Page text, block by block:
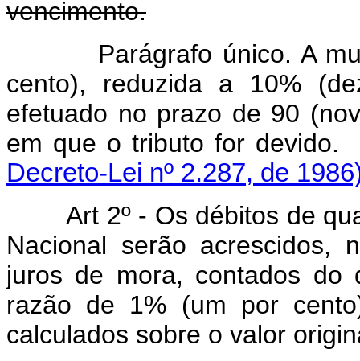
vencimento.
Parágrafo único. A
cento), reduzida a 10%
efetuado no prazo de 90
em que o tributo
Decreto-Lei nº 2.287, de
Art 2º - Os débitos de
Nacional serão acrescidos,
juros de mora, contados
razão de 1% (um por
calculados sobre o valor